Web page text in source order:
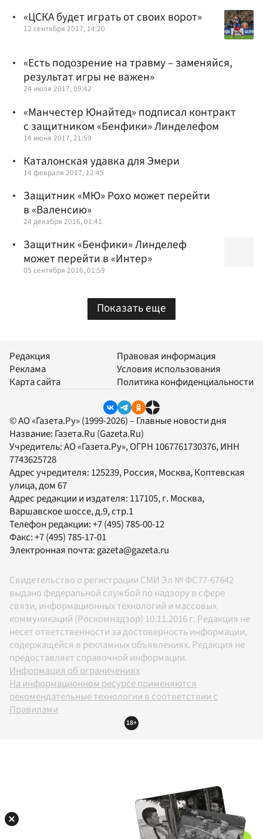
«ЦСКА будет играть от своих ворот»
12 сентября 2017, 14:20
«Есть подозрение на травму – заменяйся,
результат игры не важен»
24 июля 2017, 09:42
«Манчестер Юнайтед» подписал контракт
с защитником «Бенфики» Линделефом
14 июня 2017, 21:59
Каталонская удавка для Эмери
14 февраля 2017, 12:45
Защитник «МЮ» Рохо может перейти
в «Валенсию»
24 декабря 2016, 01:41
Защитник «Бенфики» Линделеф
может перейти в «Интер»
05 сентября 2016, 01:59
Показать еще
Редакция
Реклама
Карта сайта
Правовая информация
Условия использования
Политика конфиденциальности
© АО «Газета.Ру» (1999-2026) – Главные новости дня
Название: Газета.Ru (Gazeta.Ru)
Учредитель:АО «Газета.Ру», ОГРН 1067761730376, ИНН
7743625728
Адрес учредителя: 125239, Россия, Москва, Коптевская
улица, дом 67
Адрес редакции и издателя: 117105, г. Москва,
Варшавское шоссе, д.9, стр.1
Телефон редакции:+7 (495) 785-00-12
Факс:+7 (495) 785-17-01
Электронная почта:gazeta@gazeta.ru
Свидетельство о регистрации СМИ Эл № ФС77-67642
выдано федеральной службой по надзору в сфере
связи, информационных технологий и массовых
коммуникаций (Роскомнадзор) 10.11.2016 г. Редакция не
несет ответственности за достоверность информации,
содержащейся в рекламных объявлениях. Редакция не
предоставляет справочной информации.
Информация об ограничениях
На информационном ресурсе применяются
рекомендательные технологии в соответствии с
Правилами
18+